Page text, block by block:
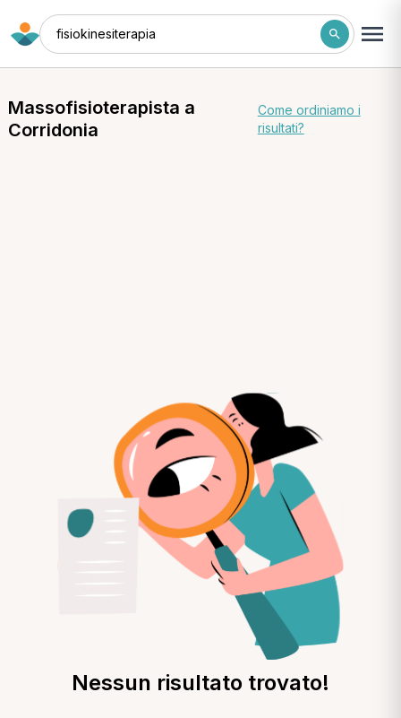
fisiokinesiterapia
Massofisioterapista a
Corridonia
Come ordiniamo i
risultati?
Nessun risultato trovato!